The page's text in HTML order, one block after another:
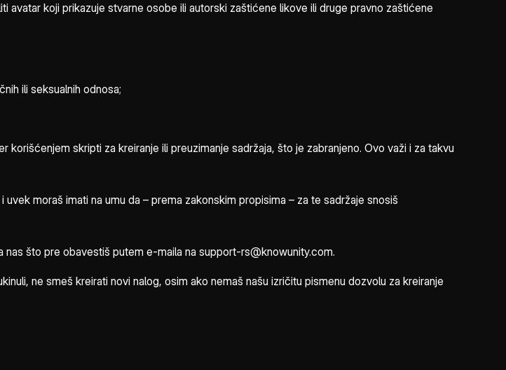
koji prikazuje stvarne osobe ili autorski zaštićene likove ili druge pravno zaštićene
ili seksualnih odnosa;
skripti za kreiranje ili preuzimanje sadržaja, što je zabranjeno. Ovo važi i za takvu
moraš imati na umu da – prema zakonskim propisima – za te sadržaje snosiš
što pre obavestiš putem e-maila na support-rs@knowunity.com.
ne smeš kreirati novi nalog, osim ako nemaš našu izričitu pismenu dozvolu za kreiranje